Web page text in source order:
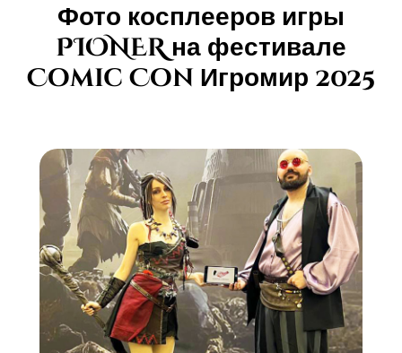
Фото косплееров игры
PIONER на фестивале
Comic Con Игромир 2025